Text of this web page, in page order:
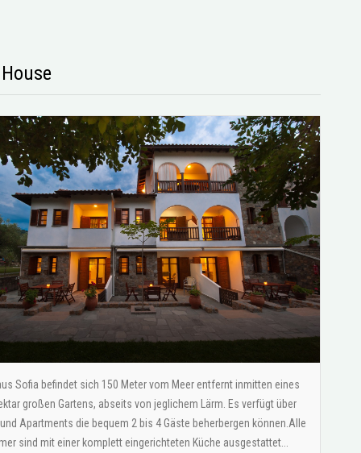
Sofia befindet sich 150 Meter vom Meer entfernt inmitten eines
großen Gartens, abseits von jeglichem Lärm. Es verfügt über
Apartments die bequem 2 bis 4 Gäste beherbergen können.Alle
sind mit einer komplett eingerichteten Küche ausgestattet...